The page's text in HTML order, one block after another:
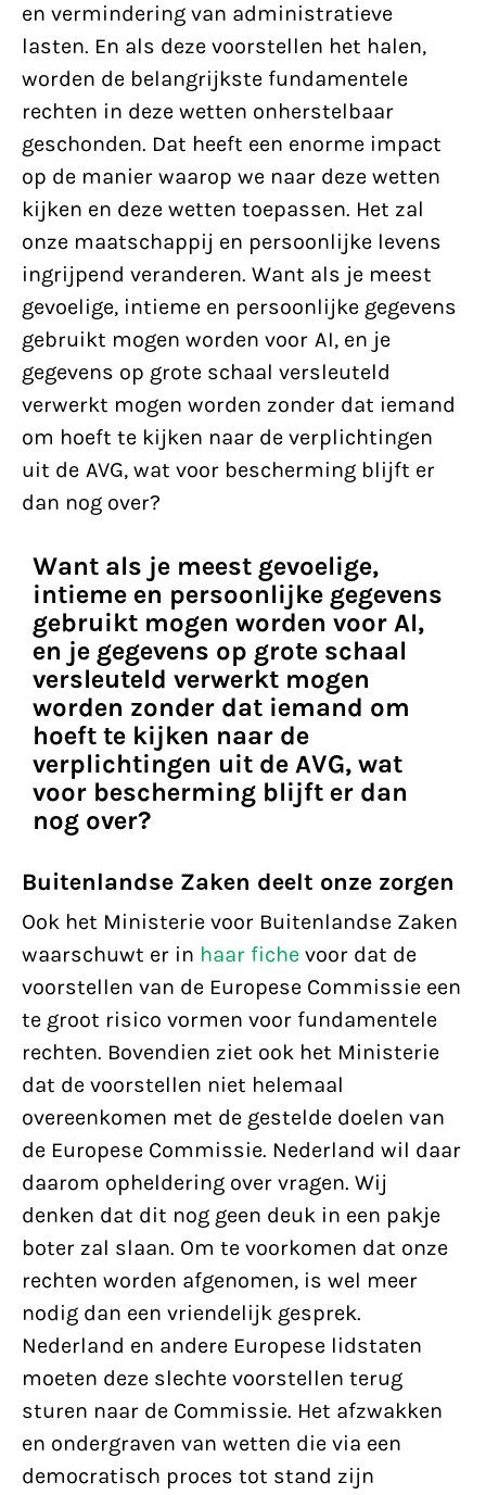
en vermindering van administratieve
lasten. En als deze voorstellen het halen,
worden de belangrijkste fundamentele
rechten in deze wetten onherstelbaar
geschonden. Dat heeft een enorme impact
op de manier waarop we naar deze wetten
kijken en deze wetten toepassen. Het zal
onze maatschappij en persoonlijke levens
ingrijpend veranderen. Want als je meest
gevoelige, intieme en persoonlijke gegevens
gebruikt mogen worden voor AI, en je
gegevens op grote schaal versleuteld
verwerkt mogen worden zonder dat iemand
om hoeft te kijken naar de verplichtingen
uit de AVG, wat voor bescherming blijft er
dan nog over?
Want als je meest gevoelige,
intieme en persoonlijke gegevens
gebruikt mogen worden voor AI,
en je gegevens op grote schaal
versleuteld verwerkt mogen
worden zonder dat iemand om
hoeft te kijken naar de
verplichtingen uit de AVG, wat
voor bescherming blijft er dan
nog over?
Buitenlandse Zaken deelt onze zorgen
Ook het Ministerie voor Buitenlandse Zaken
waarschuwt er in haar fiche voor dat de
voorstellen van de Europese Commissie een
te groot risico vormen voor fundamentele
rechten. Bovendien ziet ook het Ministerie
dat de voorstellen niet helemaal
overeenkomen met de gestelde doelen van
de Europese Commissie. Nederland wil daar
daarom opheldering over vragen. Wij
denken dat dit nog geen deuk in een pakje
boter zal slaan. Om te voorkomen dat onze
rechten worden afgenomen, is wel meer
nodig dan een vriendelijk gesprek.
Nederland en andere Europese lidstaten
moeten deze slechte voorstellen terug
sturen naar de Commissie. Het afzwakken
en ondergraven van wetten die via een
democratisch proces tot stand zijn